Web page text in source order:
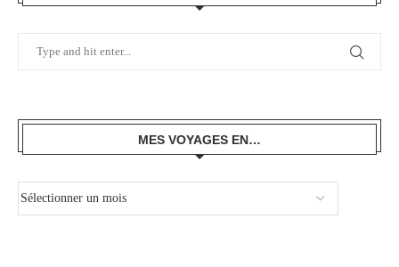
MES VOYAGES EN…